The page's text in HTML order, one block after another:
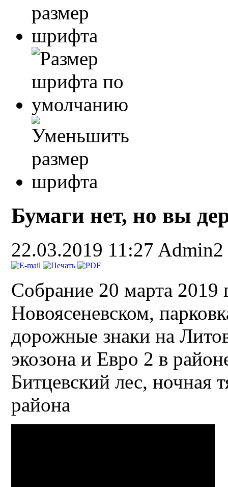
Бумаги нет, но вы
22.03.2019 11:27 Admin2
Собрание 20 марта 2019
Новоясеневском,
дорожные знаки на
экозона и Евро 2 в
Битцевский лес, ночная
района